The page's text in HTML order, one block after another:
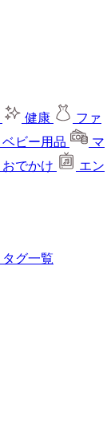
健康
ファ
ベビー用品
マ
おでかけ
エン
タグ一覧